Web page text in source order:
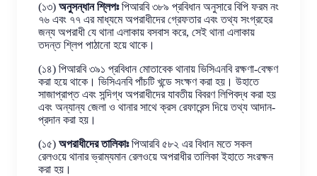
(১৩) অনুসন্ধান শ্লিপঃপিআরবি ৩৮৯ প্রবিধান অনুসারে বিপি ফরম নং
৭৬ এবং ৭৭ এর মাধ্যমে অপরাধীদের গ্রেফতার এবং তথ্য সংগ্রহের
জন্য অপরাধী যে থানা এলাকায় বসবাস করে, সেই থানা এলাকায়
তদন্ত শ্লিপ পাঠানো হয়ে থাকে।
(১৪) পিআরবি ৩৯১ প্রবিধান মোতাবেক থানায় ভিসিএনবি রক্ষণা-বেক্ষণ
করা হয়ে থাকে। ভিসিএনবি পাঁচটি খন্ডে সংক্ষণ করা হয়। উহাতে
সাজাপ্রাপ্ত এবং সন্দিগ্ধ অপরাধীদের যাবতীয় বিবরণ লিপিবদ্ধ করা হয়
এবং অন্যান্য জেলা ও থানার সাথে ক্রস রেফারেন্স দিয়ে তথ্য আদান-
প্রদান করা হয়।
(১৫) অপরাধীদের তালিকাঃপিআরবি ৫৮২ এর বিধান মতে সকল
রেলওয়ে থানার ভ্রাম্যমান রেলওয়ে অপরাধীর তালিকা ইহাতে সংরক্ষন
করা হয়।